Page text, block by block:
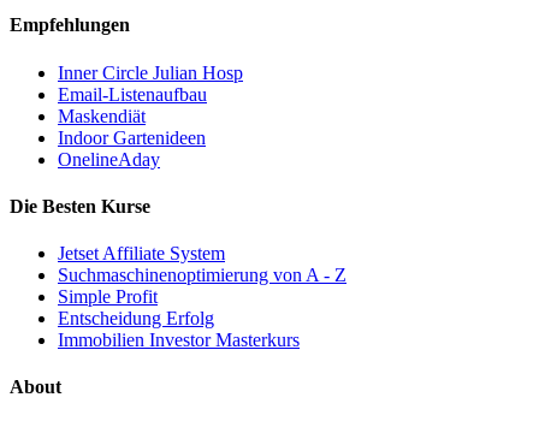
Empfehlungen
Inner Circle Julian Hosp
Email-Listenaufbau
Maskendiät
Indoor Gartenideen
OnelineAday
Die Besten Kurse
Jetset Affiliate System
Suchmaschinenoptimierung von A - Z
Simple Profit
Entscheidung Erfolg
Immobilien Investor Masterkurs
About